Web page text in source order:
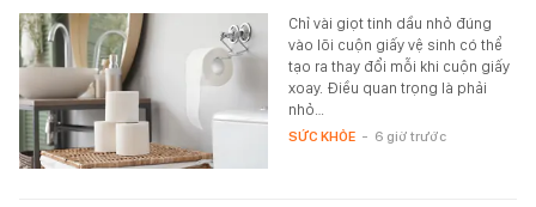
Chỉ vài giọt tinh dầu nhỏ đúng
vào lõi cuộn giấy vệ sinh có thể
tạo ra thay đổi mỗi khi cuộn giấy
xoay. Điều quan trọng là phải
nhỏ…
SỨC KHỎE - 6 giờ trước